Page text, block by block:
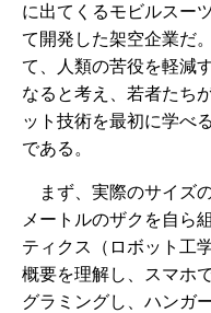
に出てくるモビルスー
て開発した架空企業だ
て、人類の苦役を軽減
なると考え、若者たち
ット技術を最初に学べ
である。
まず、実際のサイズ
メートルのザクを自ら
ティクス（ロボット工
概要を理解し、スマホ
グラミングし、ハンガ